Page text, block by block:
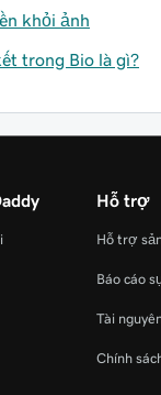
khỏi ảnh
trong Bio là gì?
Hỗ trợ
Hỗ trợ
Báo cáo
Tài
Chính